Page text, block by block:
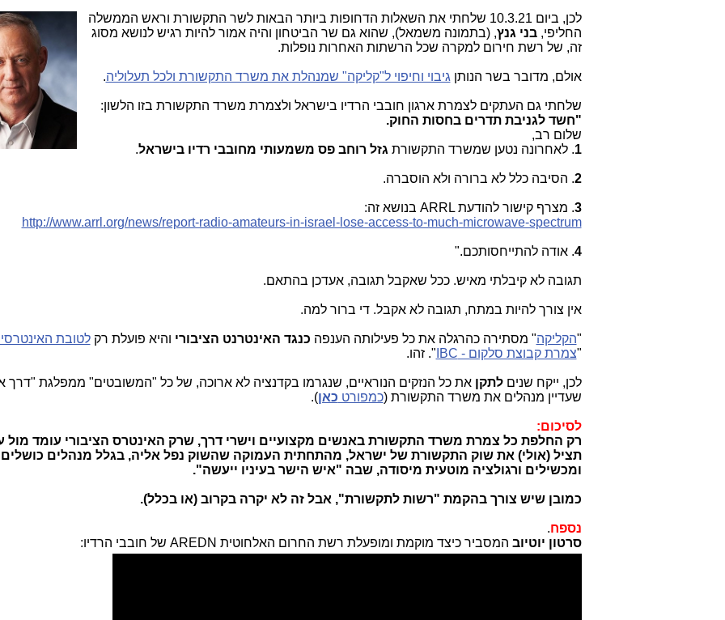
לכן, ביום 10.3.21 שלחתי את השאלות הדחופות ביותר הבאות לשר הת
קשורת וראש הממשלה
החליפי,בני גנץ, (בתמונה משמאל), שהוא גם שר הביטחון והיה אמור להיות רגיש לנושא מסוג
זה, של רשת חירום למקרה שכל הרשתות האחרות נופלות.
אולם, מדובר בשר הנותן גיבוי וחיפוי ל"קליקה" שמנהלת את משרד התקשורת ולכל תעלוליה.
שלחתי גם העתקים לצמרת ארגון חובבי הרדיו בישראל ולצמרת משרד התקשורת בזו הלשון:
"חשד לגניבת תדרים בחסות החוק.
שלום רב,
1. לאחרונה נטען שמשרד התקשורת גזל רוחב פס משמעותי מחובבי רדיו בישראל.
2. הסיבה כלל לא ברורה ולא הוסברה.
3. מצרף קישור להודעת ARRL בנושא זה:
http://www.arrl.org/news/report-radio-amateurs-in-israel-lose-access-to-much-microwave-spectrum
4. אודה להתייחסותכם."
תגובה לא קיבלתי מאיש. ככל שאקבל תגובה, אעדכן בהתאם.
אין צורך להיות במתח, תגובה לא אקבל. די ברור למה.
"הקליקה" מסתירה כהרגלה את כל פעילותה הענפה כנגד האינטרנט הציבורי והיא פועלת רקלטובת
"צמרת קבוצת סלקום - IBC ". זהו.
לכן, ייקח שניםלתקןאת כל הנזקים הנוראיים, שנגרמו בקדנציה לא ארוכה, של כל "המשובטים" ממפלגת "דרך
שעדיין מנהלים את משרד התקשורת (כמפורט כאן).
לסיכום:
רק החלפת כל צמרת משרד התקשורת באנשים מקצועיים וישרי דרך, שרק האינטרס הציבורי עומד מול
תציל (אולי) את שוק התקשורת של ישראל, מהתחתית העמוקה שהשוק נפל אליה, בגלל מנהלים כושלים
ומכשילים ורגולציה מוטעית מיסודה, שבה "איש הישר בעיניו ייעשה".
כמובן שיש צורך בהקמת "רשות לתקשורת", אבל זה לא יקרה בקרוב (או בכלל).
נספח.
סרטון יוטיוב המסביר כיצד מוקמת ומופעלת רשת החרום האלחוטית AREDN של חובבי הרדיו: